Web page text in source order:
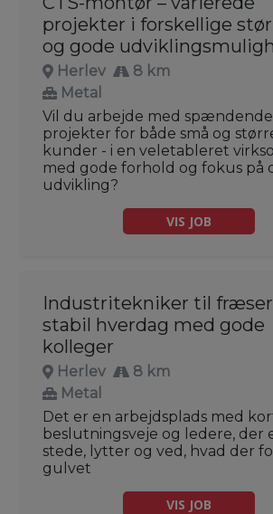
projekter i forskellige
og gode
Herlev
8 km
Metal
Vil du arbejde med spændende
projekter for både små og
kunder - i en veletableret
med gode forhold og fokus på
udvikling?
VIS JOB
Industritekniker til
stabil hverdag med gode
kolleger
Herlev
8 km
Metal
Det er en arbejdsplads med
beslutningsveje og ledere, der
stede, lytter og ved, hvad der
gulvet
VIS JOB